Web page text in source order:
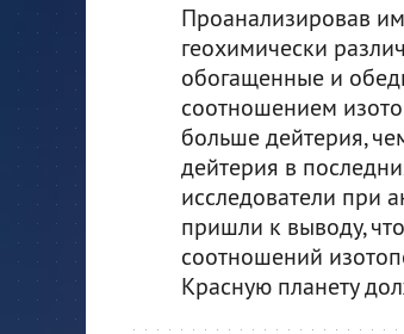
Проанализировав
геохимически
обогащенные и
соотношением
больше дейтерия,
дейтерия в
исследователи при
пришли к выводу,
соотношений
Красную планету